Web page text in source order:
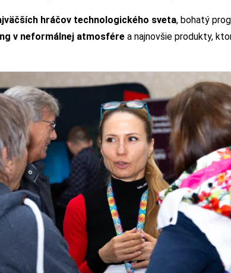
hráčov technologického sveta, bohatý
v neformálnej atmosfére a najnovšie produkty,